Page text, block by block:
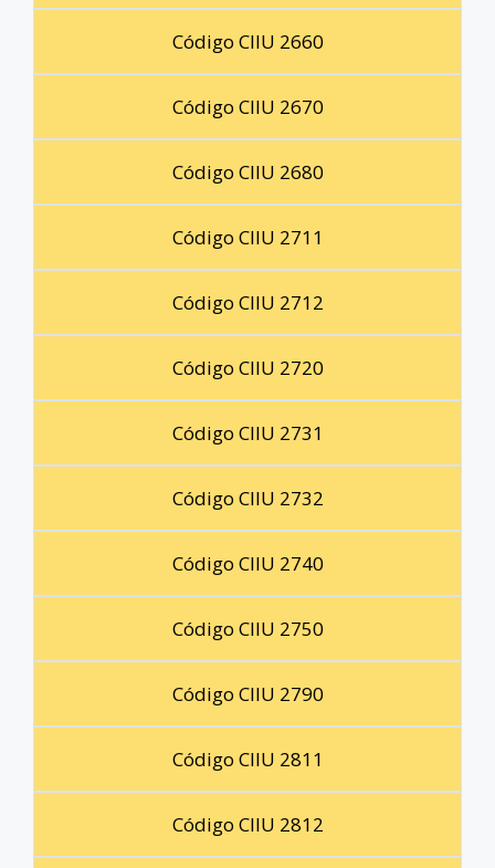
Código CIIU 2660
Código CIIU 2670
Código CIIU 2680
Código CIIU 2711
Código CIIU 2712
Código CIIU 2720
Código CIIU 2731
Código CIIU 2732
Código CIIU 2740
Código CIIU 2750
Código CIIU 2790
Código CIIU 2811
Código CIIU 2812